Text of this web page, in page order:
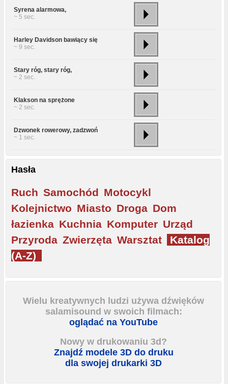
Syrena alarmowa,
~ 5 sec.
Harley Davidson bawiący się
~ 9 sec.
Stary róg, stary róg,
~ 2 sec.
Klakson na sprężone
~ 2 sec.
Dzwonek rowerowy, zadzwoń
~ 1 sec.
Hasła
Ruch Samochód Motocykl
Kolejnictwo Miasto Droga Dom
łazienka Kuchnia Komputer Urząd
Przyroda Zwierzęta Warsztat
Katalog
(A-Z)
Wielu kreatywnych ludzi używa dźwięków
salamisound w swoich filmach:
oglądać na YouTube
Nowy w drukowaniu 3d?
Znajdź modele 3D do druku
dla swojej drukarki 3D